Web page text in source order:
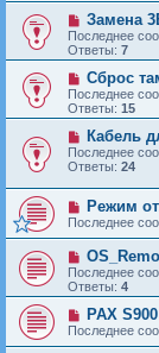
Замена
Последнее
Ответы: 7
Сброс
Последнее
Ответы: 15
Кабель
Последнее
Ответы: 24
Режим
Последнее
Последнее
Ответы: 4
PAX
Последнее